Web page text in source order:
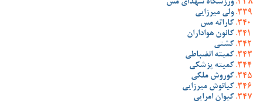
ورزشگاه شهدای مس
ولی میرزایی
کاراته مس
کانون هواداران
کشتی
کمیته انضباطی
کمیته پزشکی
کوروش ملکی
کیانوش میرزایی
کیوان امرایی